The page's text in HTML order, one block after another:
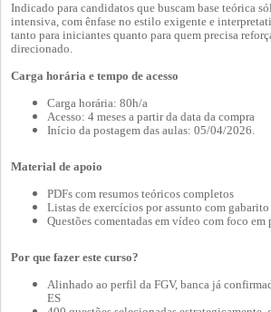
Indicado para candidatos que buscam base teórica
intensiva, com ênfase no estilo exigente e
tanto para iniciantes quanto para quem precisa
direcionado.
Carga horária e tempo de acesso
Carga horária: 80h/a
Acesso: 4 meses a partir da data da compra
Início da postagem das aulas: 05/04/2026.
Material de apoio
PDFs com resumos teóricos completos
Listas de exercícios por assunto com gabarito
Questões comentadas em vídeo com foco em
Por que fazer este curso?
Alinhado ao perfil da FGV, banca já
ES